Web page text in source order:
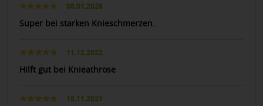
08.01.2026
Super bei starken Knieschmerzen.
11.12.2022
Hilft gut bei Knieathrose
18.11.2021